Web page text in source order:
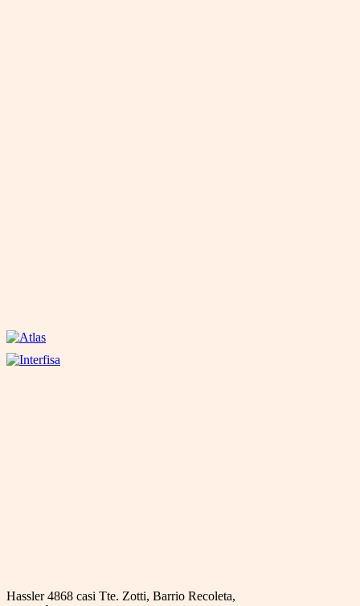
Hassler 4868 casi Tte. Zotti, Barrio Recoleta,